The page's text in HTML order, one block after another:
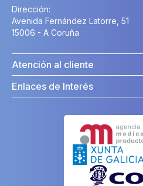
Dirección:
Avenida Fernández Latorre, 51
15006 - A Coruña
Atención al cliente
Enlaces de Interés